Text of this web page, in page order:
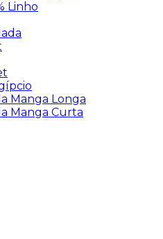
Linho
Manga Longa
Manga Curta